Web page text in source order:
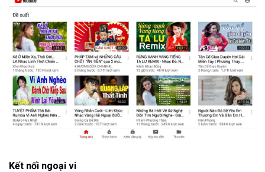
Kết nối ngoại vi